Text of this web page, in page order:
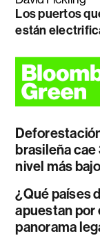
Los puertos
están
brasileña cae
nivel más
¿Qué países
apuestan por
panorama